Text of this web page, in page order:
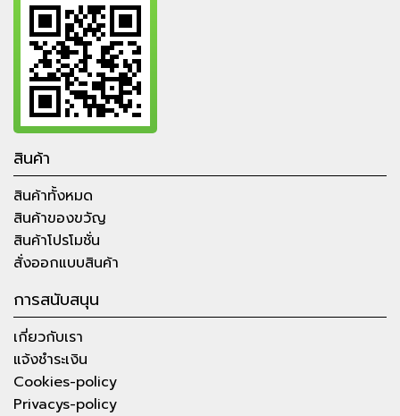
สินค้า
สินค้าทั้งหมด
สินค้าของขวัญ
สินค้าโปรโมชั่น
สั่งออกแบบสินค้า
การสนับสนุน
เกี่ยวกับเรา
แจ้งชำระเงิน
Cookies-policy
Privacys-policy